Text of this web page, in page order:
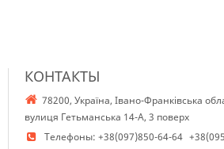
КОНТАКТЫ
78200, Україна, Івано-Франківська
вулиця Гетьманська 14-А, 3 поверх
Телефоны: +38(097)850-64-64